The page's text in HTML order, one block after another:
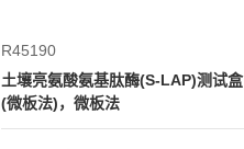
R45190
土壤亮氨酸氨基肽酶(S-LAP)测试盒
(微板法)，微板法